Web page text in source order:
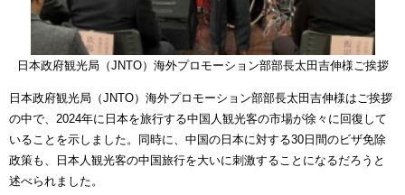
日本政府観光局（JNTO）海外プロモーション部部長太田吉伸様ご挨拶
日本政府観光局（JNTO）海外プロモーション部部長太田吉伸様はご挨拶
の中で、2024年に日本を旅行する中国人観光客の市場が徐々に回復して
いることを示しました。同時に、中国の日本に対する30日間のビザ免除
政策も、日本人観光客の中国旅行を大いに刺激することになるだろうと
述べられました。